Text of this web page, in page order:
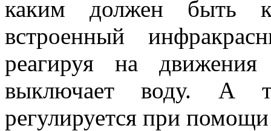
каким должен быть
встроенный
реагируя на движения
выключает воду. А
регулируется при